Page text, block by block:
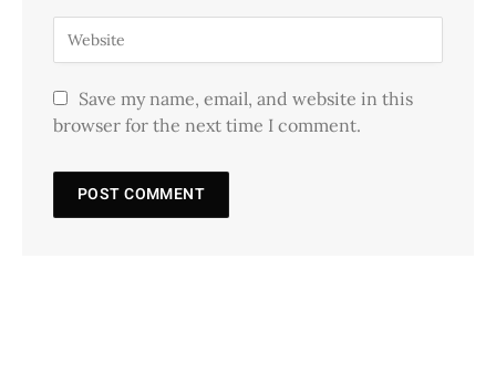
Save my name, email, and website in this
browser for the next time I comment.